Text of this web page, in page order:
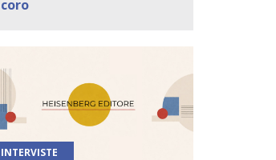
coro
INTERVISTE